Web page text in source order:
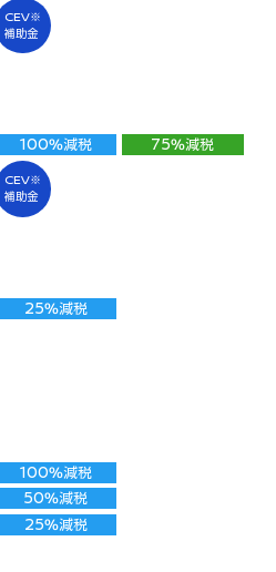
CEV※
補助金
100%減税 75%減税
CEV※
補助金
25%減税
100%減税
50%減税
25%減税